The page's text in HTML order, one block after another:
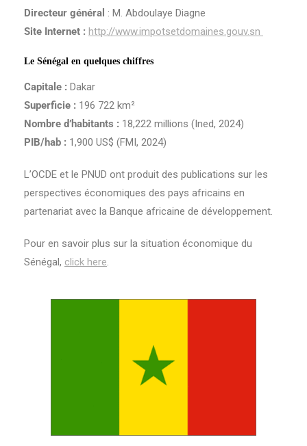
Directeur général : M. Abdoulaye Diagne
Site Internet : http://www.impotsetdomaines.gouv.sn
Le Sénégal en quelques chiffres
Capitale : Dakar
Superficie : 196 722 km²
Nombre d’habitants : 18,222 millions (Ined, 2024)
PIB/hab : 1,900 US$ (FMI, 2024)
L’OCDE et le PNUD ont produit des publications sur les
perspectives économiques des pays africains en
partenariat avec la Banque africaine de développement.
Pour en savoir plus sur la situation économique du
Sénégal, click here.